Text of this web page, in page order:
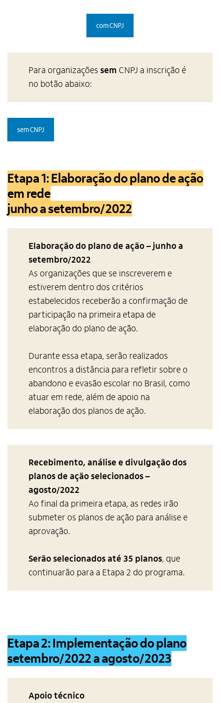
com CNPJ
Para organizações sem CNPJ a inscrição é
no botão abaixo:
sem CNPJ
Etapa 1:Elaboração do plano de ação
em rede
junho a setembro/2022
Elaboração do plano de ação – junho a
setembro/2022
As organizações que se inscreverem e
estiverem dentro dos critérios
estabelecidos receberão a confirmação de
participação na primeira etapa de
elaboração do plano de ação.
Durante essa etapa, serão realizados
encontros a distância para refletir sobre o
abandono e evasão escolar no Brasil, como
atuar em rede, além de apoio na
elaboração dos planos de ação.
Recebimento, análise e divulgação dos
planos de ação selecionados–
agosto/2022
Ao final da primeira etapa, as redes irão
submeter os planos de ação para análise e
aprovação.
Serão selecionados até 35 planos, que
continuarão para a Etapa 2 do programa.
Etapa2:Implementação do plano
setembro/2022 a agosto/2023
Apoio técnico